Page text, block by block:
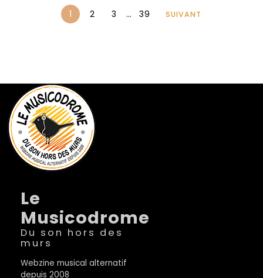
1 2 3 … 39 SUIVANT
Le
Musicodrome
Du son hors des
murs
Webzine musical alternatif
depuis 2008